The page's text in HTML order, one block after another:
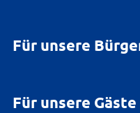
Für unsere
Für unsere Gäste